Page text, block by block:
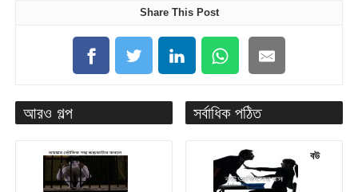
Share This Post
আরও গল্প সর্বাধিক পঠিত
বউ